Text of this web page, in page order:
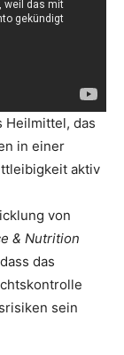
Heilmittel, das
in einer
aktiv
von
& Nutrition
das
sein